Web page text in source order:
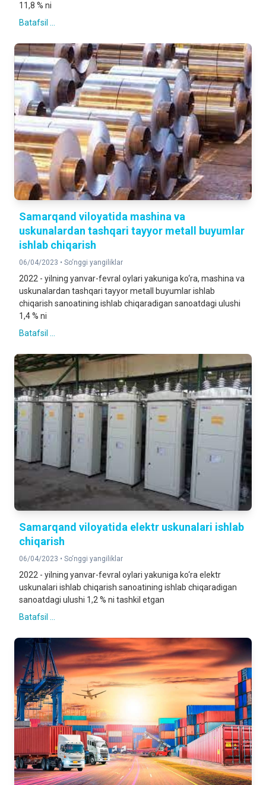
11,8 % ni
Batafsil ...
Samarqand viloyatida mashina va
uskunalardan tashqari tayyor metall buyumlar
ishlab chiqarish
06/04/2023 • So‘nggi yangiliklar
2022 - yilning yanvar-fevral oylari yakuniga ko‘ra, mashina va
uskunalardan tashqari tayyor metall buyumlar ishlab
chiqarish sanoatining ishlab chiqaradigan sanoatdagi ulushi
1,4 % ni
Batafsil ...
Samarqand viloyatida elektr uskunalari ishlab
chiqarish
06/04/2023 • So‘nggi yangiliklar
2022 - yilning yanvar-fevral oylari yakuniga ko‘ra elektr
uskunalari ishlab chiqarish sanoatining ishlab chiqaradigan
sanoatdagi ulushi 1,2 % ni tashkil etgan
Batafsil ...